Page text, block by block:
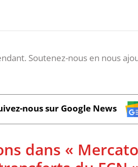
Soutenez-nous en nous
nous sur Google News
dans «